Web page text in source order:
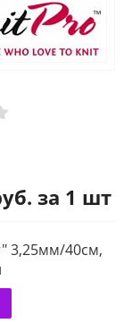
за 1 шт
3,25мм/40см,